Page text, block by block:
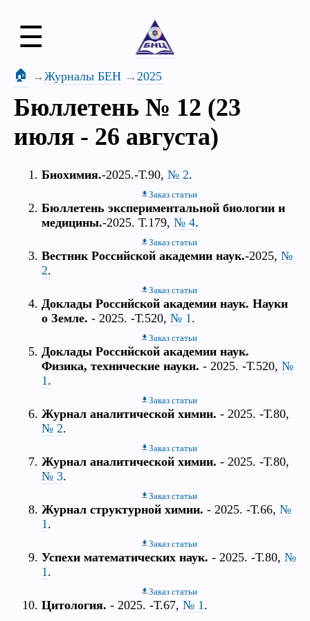
☰
🏠 Журналы БЕН 2025
Бюллетень № 12 (23
июля - 26 августа)
Биохимия.-2025.-Т.90, № 2.
Заказ статьи
Бюллетень экспериментальной биологии и
медицины.-2025. Т.179, № 4.
Заказ статьи
Вестник Российской академии наук.-2025, №
2.
Заказ статьи
Доклады Российской академии наук. Науки
о Земле. - 2025. -Т.520, № 1.
Заказ статьи
Доклады Российской академии наук.
Физика, технические науки. - 2025. -Т.520, №
1.
Заказ статьи
Журнал аналитической химии. - 2025. -Т.80,
№ 2.
Заказ статьи
Журнал аналитической химии. - 2025. -Т.80,
№ 3.
Заказ статьи
Журнал структурной химии. - 2025. -Т.66, №
1.
Заказ статьи
Успехи математических наук. - 2025. -Т.80, №
1.
Заказ статьи
Цитология. - 2025. -Т.67, № 1.